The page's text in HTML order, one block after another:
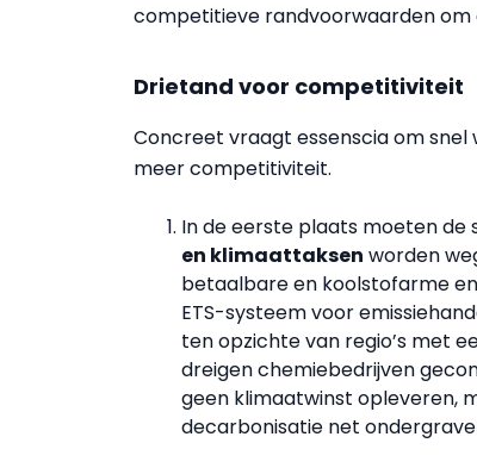
competitieve randvoorwaarden om
Drietand voor competitiviteit
Concreet vraagt essenscia om
meer competitiviteit.
In de eerste plaats moeten
en klimaattaksen worden
betaalbare en koolstofarme
ETS-systeem voor
ten opzichte van regio’s met
dreigen chemiebedrijven
geen klimaatwinst opleveren,
decarbonisatie net